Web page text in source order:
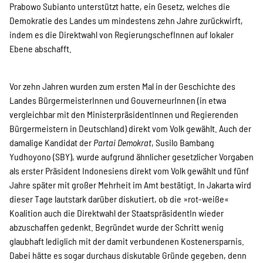
Projekte
Kampagne
Stellenangebote
Werde Mitglied
Newsletter abonnieren
Prabowo Subianto unterstützt hatte, ein Gesetz, welches die
Demokratie des Landes um mindestens zehn Jahre zurückwirft,
indem es die Direktwahl von RegierungschefInnen auf lokaler
Ebene abschafft.
Vor zehn Jahren wurden zum ersten Mal in der Geschichte des
Landes BürgermeisterInnen und GouverneurInnen (in etwa
vergleichbar mit den MinisterpräsidentInnen und Regierenden
Bürgermeistern in Deutschland) direkt vom Volk gewählt. Auch der
damalige Kandidat der Partai Demokrat, Susilo Bambang
Yudhoyono (SBY), wurde aufgrund ähnlicher gesetzlicher Vorgaben
als erster Präsident Indonesiens direkt vom Volk gewählt und fünf
Jahre später mit großer Mehrheit im Amt bestätigt. In Jakarta wird
dieser Tage lautstark darüber diskutiert, ob die »rot-weiße«
Koalition auch die Direktwahl der StaatspräsidentIn wieder
abzuschaffen gedenkt. Begründet wurde der Schritt wenig
glaubhaft lediglich mit der damit verbundenen Kostenersparnis.
Dabei hätte es sogar durchaus diskutable Gründe gegeben, denn